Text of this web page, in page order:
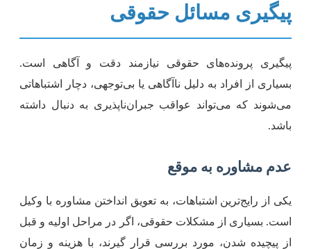
مسائل حقوقی
پرونده‌های حقوقی نیازمند دقت و آگاهی است.
از افراد به دلیل ناآگاهی یا بی‌توجهی، دچار اشتباهاتی
که می‌تواند عواقب جبران‌ناپذیری به دنبال داشته
مشاوره به موقع
از رایج‌ترین اشتباهات، به تعویق انداختن مشاوره با وکیل
بسیاری از مشکلات حقوقی، اگر در مراحل اولیه و قبل
پیچیده شدن، مورد بررسی قرار گیرند، با هزینه و زمان